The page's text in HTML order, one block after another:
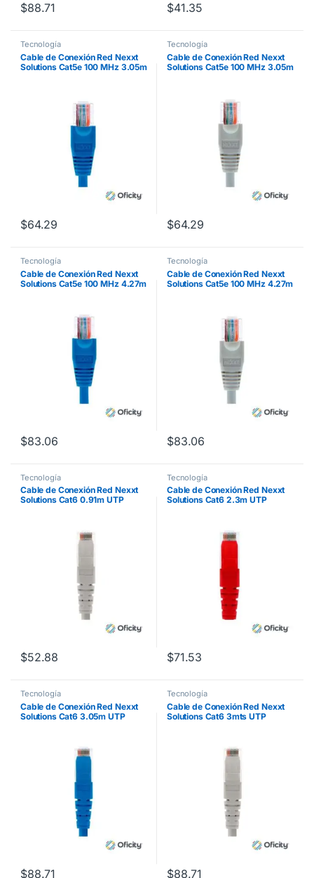
$88.71 $41.35
Tecnología
Cable de Conexión Red Nexxt
Solutions Cat5e 100 MHz 3.05m
$64.29
Tecnología
Cable de Conexión Red Nexxt
Solutions Cat5e 100 MHz 3.05m
$64.29
Tecnología
Cable de Conexión Red Nexxt
Solutions Cat5e 100 MHz 4.27m
$83.06
Tecnología
Cable de Conexión Red Nexxt
Solutions Cat5e 100 MHz 4.27m
$83.06
Tecnología
Cable de Conexión Red Nexxt
Solutions Cat6 0.91m UTP
$52.88
Tecnología
Cable de Conexión Red Nexxt
Solutions Cat6 2.3m UTP
$71.53
Tecnología
Cable de Conexión Red Nexxt
Solutions Cat6 3.05m UTP
$88.71
Tecnología
Cable de Conexión Red Nexxt
Solutions Cat6 3mts UTP
$88.71